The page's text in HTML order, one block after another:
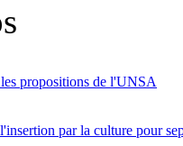
propositions de l'UNSA
par la culture pour